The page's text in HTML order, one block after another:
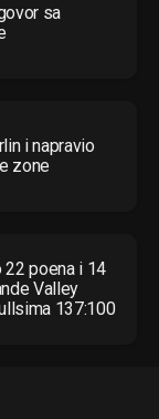
sa
i napravio
zone
poena i 14
Valley
137:100